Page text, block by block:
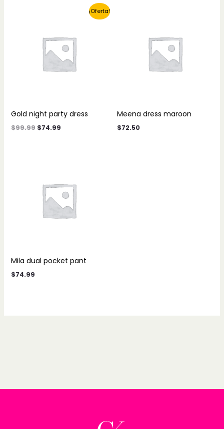
¡Oferta!
Gold night party dress
$99.99 $74.99
Meena dress maroon
$72.50
Mila dual pocket pant
$74.99